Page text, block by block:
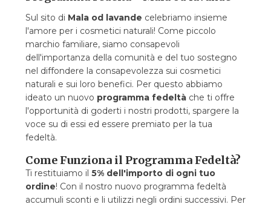
Sul sito di Mala od lavande celebriamo insieme
l'amore per i cosmetici naturali! Come piccolo
marchio familiare, siamo consapevoli
dell'importanza della comunità e del tuo sostegno
nel diffondere la consapevolezza sui cosmetici
naturali e sui loro benefici. Per questo abbiamo
ideato un nuovo programma fedeltà che ti offre
l'opportunità di goderti i nostri prodotti, spargere la
voce su di essi ed essere premiato per la tua
fedeltà.
Come Funziona il Programma Fedeltà?
Ti restituiamo il 5% dell'importo di ogni tuo
ordine! Con il nostro nuovo programma fedeltà
accumuli sconti e li utilizzi negli ordini successivi. Per